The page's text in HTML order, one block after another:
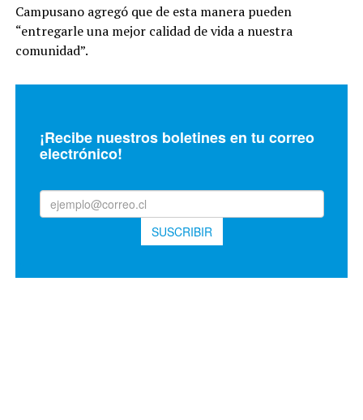
Campusano agregó que de esta manera pueden
“entregarle una mejor calidad de vida a nuestra
comunidad”.